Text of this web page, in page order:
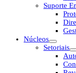
Suporte
Núcleos
Setoriais